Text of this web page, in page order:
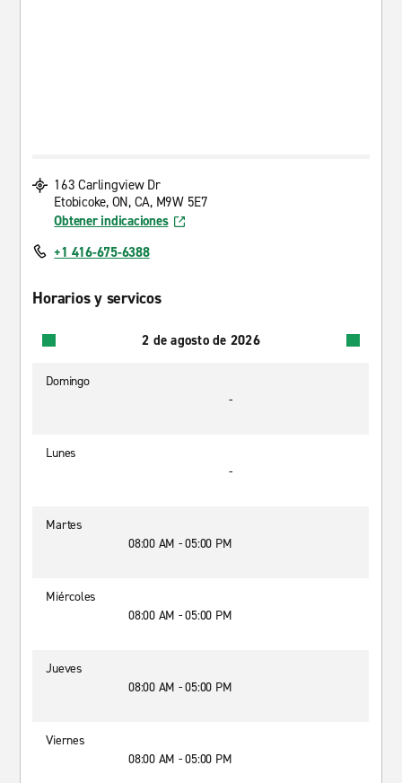
163 Carlingview Dr
Etobicoke, ON, CA, M9W 5E7
Obtener indicaciones
+1 416-675-6388
Horarios y servicos
2 de agosto de 2026
Domingo
-
Lunes
-
Martes
08:00 AM - 05:00 PM
Miércoles
08:00 AM - 05:00 PM
Jueves
08:00 AM - 05:00 PM
Viernes
08:00 AM - 05:00 PM